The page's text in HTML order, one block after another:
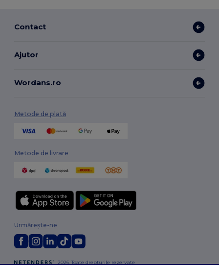
Contact
Ajutor
Wordans.ro
Metode de plată
Metode de livrare
2026. Toate drepturile rezervate
Urmărește-ne